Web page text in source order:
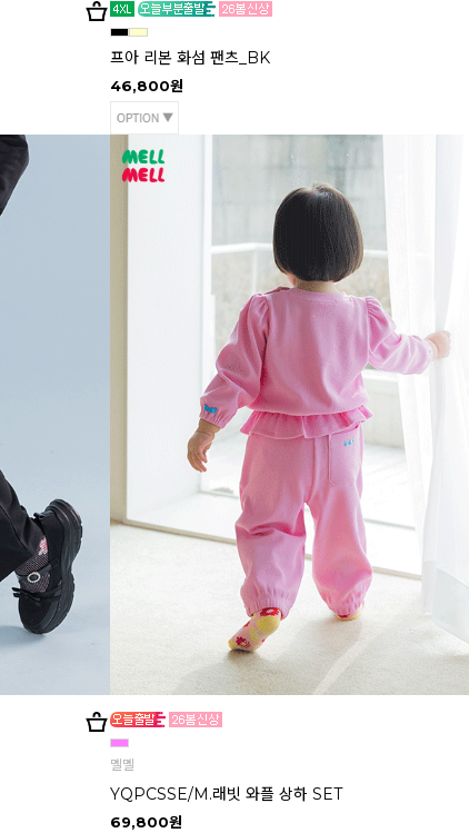
프아 리본 화섬 팬츠_BK
46,800원
멜멜
YQPCSSE/M.래빗 와플 상하 SET
69,800원